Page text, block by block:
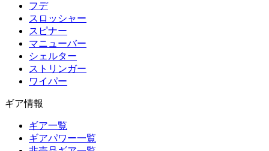
フデ
スロッシャー
スピナー
マニューバー
シェルター
ストリンガー
ワイパー
ギア情報
ギア一覧
ギアパワー一覧